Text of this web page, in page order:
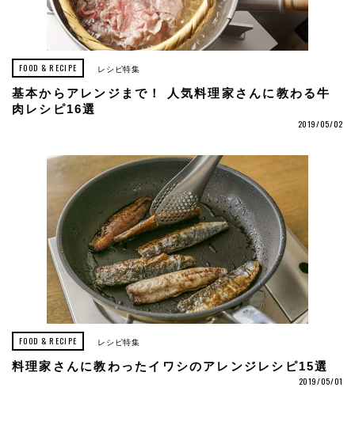
FOOD & RECIPE レシピ特集
基本からアレンジまで！ 人気料理家さんに教わる牛
肉レシピ16選
2019/05/02
FOOD & RECIPE レシピ特集
料理家さんに教わったイワシのアレンジレシピ15選
2019/05/01